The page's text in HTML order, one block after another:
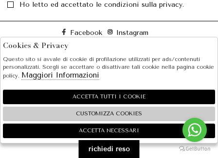
Ho letto ed accettato le condizioni sulla privacy.
Facebook Instagram
SOLE S.R.L.
SHOPPING
EXTRA
2026 SOLE S.R.L. - P.iva : 07456781215 Powered byAteliersocietàgruppo Zucchetti
🍪
richiedi reso
Cookies & Privacy
Questo sito si avvale di cookie di profilazione utilizzati per ads/contenuti
personalizzati. Scegli se accettare o disattivare tali cookie nella pagina cookie
policy. Maggiori Informazioni
ACCETTA TUTTI I COOKIE
CUSTOMIZZA COOKIES
ACCETTA NECESSARI